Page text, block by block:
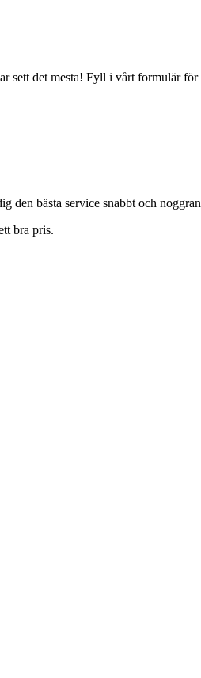
sett det mesta! Fyll i vårt formulär
den bästa service snabbt och
bra pris.